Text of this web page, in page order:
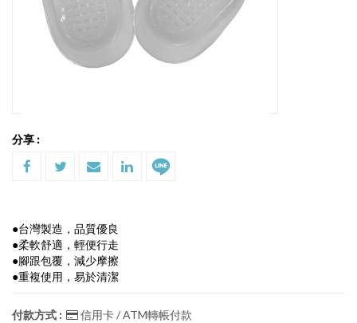
分享 :
●台灣製造，品質優良
●柔軟舒適，輕便行走
●腳跟包覆，減少摩擦
●重複使用，易於清潔
付款方式 : 信用卡 / ATM轉帳付款